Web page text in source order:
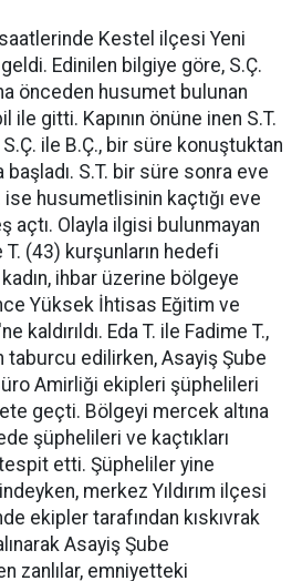
Kestel ilçesi Yeni
Edinilen bilgiye göre, S.Ç.
önceden husumet bulunan
ile gitti. Kapının önüne inen S.T.
ile B.Ç., bir süre konuştuktan
başladı. S.T. bir süre sonra eve
ise husumetlisinin kaçtığı eve
açtı. Olayla ilgisi bulunmayan
T. (43) kurşunların hedefi
ihbar üzerine bölgeye
Yüksek İhtisas Eğitim ve
kaldırıldı. Eda T. ile Fadime T.,
taburcu edilirken, Asayiş Şube
Amirliği ekipleri şüphelileri
geçti. Bölgeyi mercek altına
şüphelileri ve kaçtıkları
etti. Şüpheliler yine
merkez Yıldırım ilçesi
ekipler tarafından kıskıvrak
Asayiş Şube
zanlılar, emniyetteki